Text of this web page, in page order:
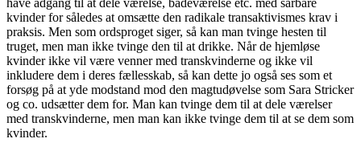
kvinder for således at omsætte den radikale transaktivismes krav i
praksis. Men som ordsproget siger, så kan man tvinge hesten til
truget, men man ikke tvinge den til at drikke. Når de hjemløse
kvinder ikke vil være venner med transkvinderne og ikke vil
inkludere dem i deres fællesskab, så kan dette jo også ses som et
forsøg på at yde modstand mod den magtudøvelse som Sara Stricker
og co. udsætter dem for. Man kan tvinge dem til at dele værelser
med transkvinderne, men man kan ikke tvinge dem til at se dem som
kvinder.